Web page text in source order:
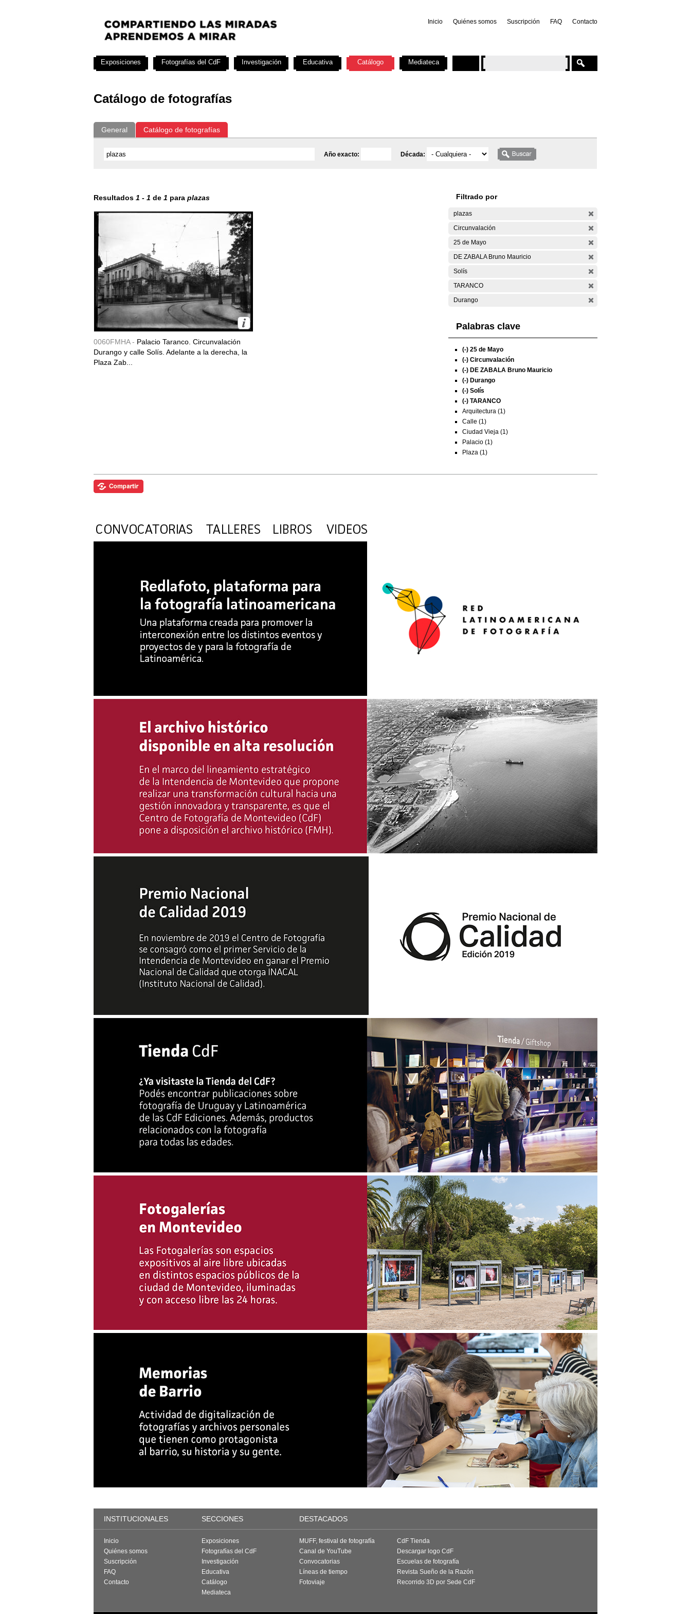
Inicio Quiénes somos Suscripción FAQ Contacto
Catálogo de fotografías
General Catálogo de fotografías
Año exacto: Década:
Resultados 1 - 1 de 1 para plazas
0060FMHA - Palacio Taranco. Circunvalación
Durango y calle Solís. Adelante a la derecha, la
Plaza Zab...
Filtrado por
plazas
Circunvalación
25 de Mayo
DE ZABALA Bruno Mauricio
Solís
TARANCO
Durango
Palabras clave
(-) 25 de Mayo
(-) Circunvalación
(-) DE ZABALA Bruno Mauricio
(-) Durango
(-) Solís
(-) TARANCO
Arquitectura (1)
Calle (1)
Ciudad Vieja (1)
Palacio (1)
Plaza (1)
Exposiciones Fotografías del CdF Investigación Educativa Catálogo Mediateca
INSTITUCIONALES SECCIONES DESTACADOS
Inicio
Quiénes somos
Suscripción
FAQ
Contacto
Exposiciones
Fotografías del CdF
Investigación
Educativa
Catálogo
Mediateca
MUFF, festival de fotografía
Canal de YouTube
Convocatorias
Líneas de tiempo
Fotoviaje
CdF Tienda
Descargar logo CdF
Escuelas de fotografía
Revista Sueño de la Razón
Recorrido 3D por Sede CdF